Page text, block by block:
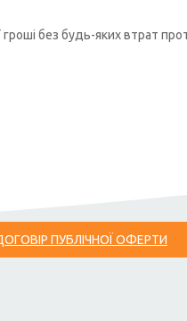
без будь-яких втрат
ПУБЛІЧНОЇ ОФЕРТИ